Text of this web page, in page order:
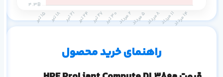
راهنمای خرید محصول